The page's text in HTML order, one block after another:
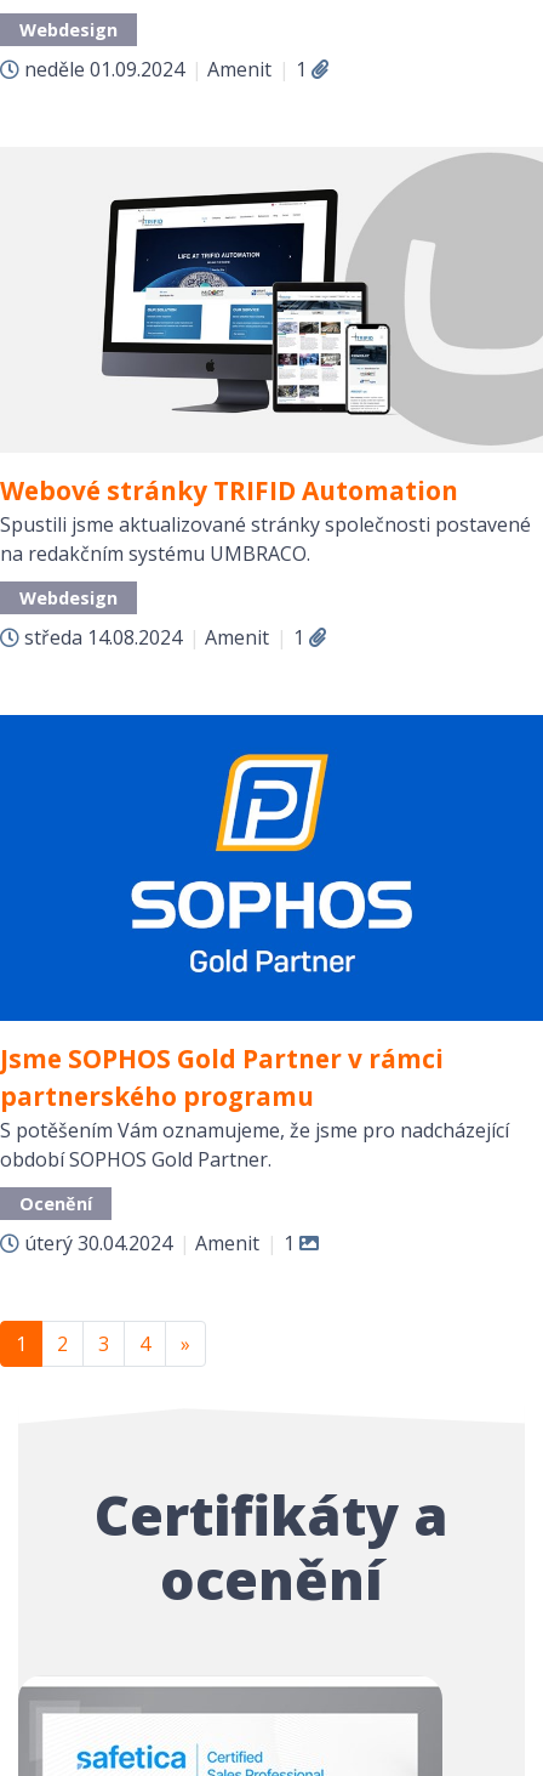
Webdesign
neděle 01.09.2024 | Amenit | 1
Webové stránky TRIFID Automation
Spustili jsme aktualizované stránky společnosti postavené
na redakčním systému UMBRACO.
Webdesign
středa 14.08.2024 | Amenit | 1
Jsme SOPHOS Gold Partner v rámci
partnerského programu
S potěšením Vám oznamujeme, že jsme pro nadcházející
období SOPHOS Gold Partner.
Ocenění
úterý30.04.2024 | Amenit | 1
1 2 3 4 »
Certifikáty a
ocenění